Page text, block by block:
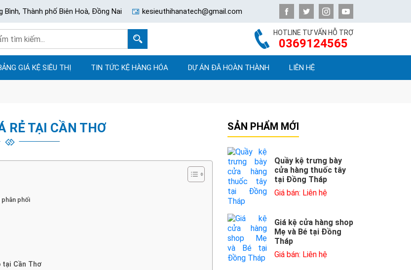
Bình, Thành phố Biên Hoà, Đồng Nai kesieuthihanatech@gmail.com
HOTLINE TƯ VẤN HỖ TRỢ
0369124565
GIÁ KỆ SIÊU THỊ TIN TỨC KỆ HÀNG HÓA DỰ ÁN ĐÃ HOÀN THÀNH LIÊN HỆ
RẺ TẠI CẦN THƠ
phối
tại Cần Thơ
SẢN PHẨM MỚI
Quầy kệ trưng bày
cửa hàng thuốc tây
tại Đồng Tháp
Giá bán: Liên hệ
Giá kệ cửa hàng shop
Mẹ và Bé tại Đồng
Tháp
Giá bán: Liên hệ